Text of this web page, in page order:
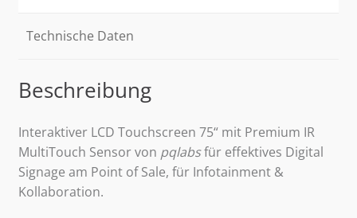
Technische Daten
Beschreibung
Interaktiver LCD Touchscreen 75“ mit Premium IR
MultiTouch Sensor von pqlabsfür effektives Digital
Signage am Point of Sale, für Infotainment &
Kollaboration.